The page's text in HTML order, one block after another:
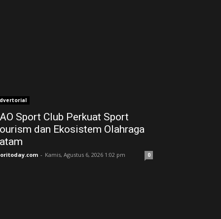
Sport Club Perkuat Sport
dan Ekosistem Olahraga
- Kamis, Agustus 6, 2026 1:02 pm 0